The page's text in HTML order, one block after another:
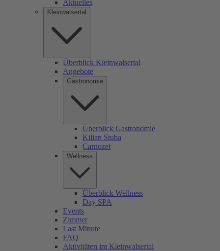
Aktuelles
Kleinwalsertal
Überblick Kleinwalsertal
Angebote
Gastronomie
Überblick Gastronomie
Kilian Stuba
Carnozet
Wellness
Überblick Wellness
Day SPA
Events
Zimmer
Last Minute
FAQ
Aktivitäten im Kleinwalsertal